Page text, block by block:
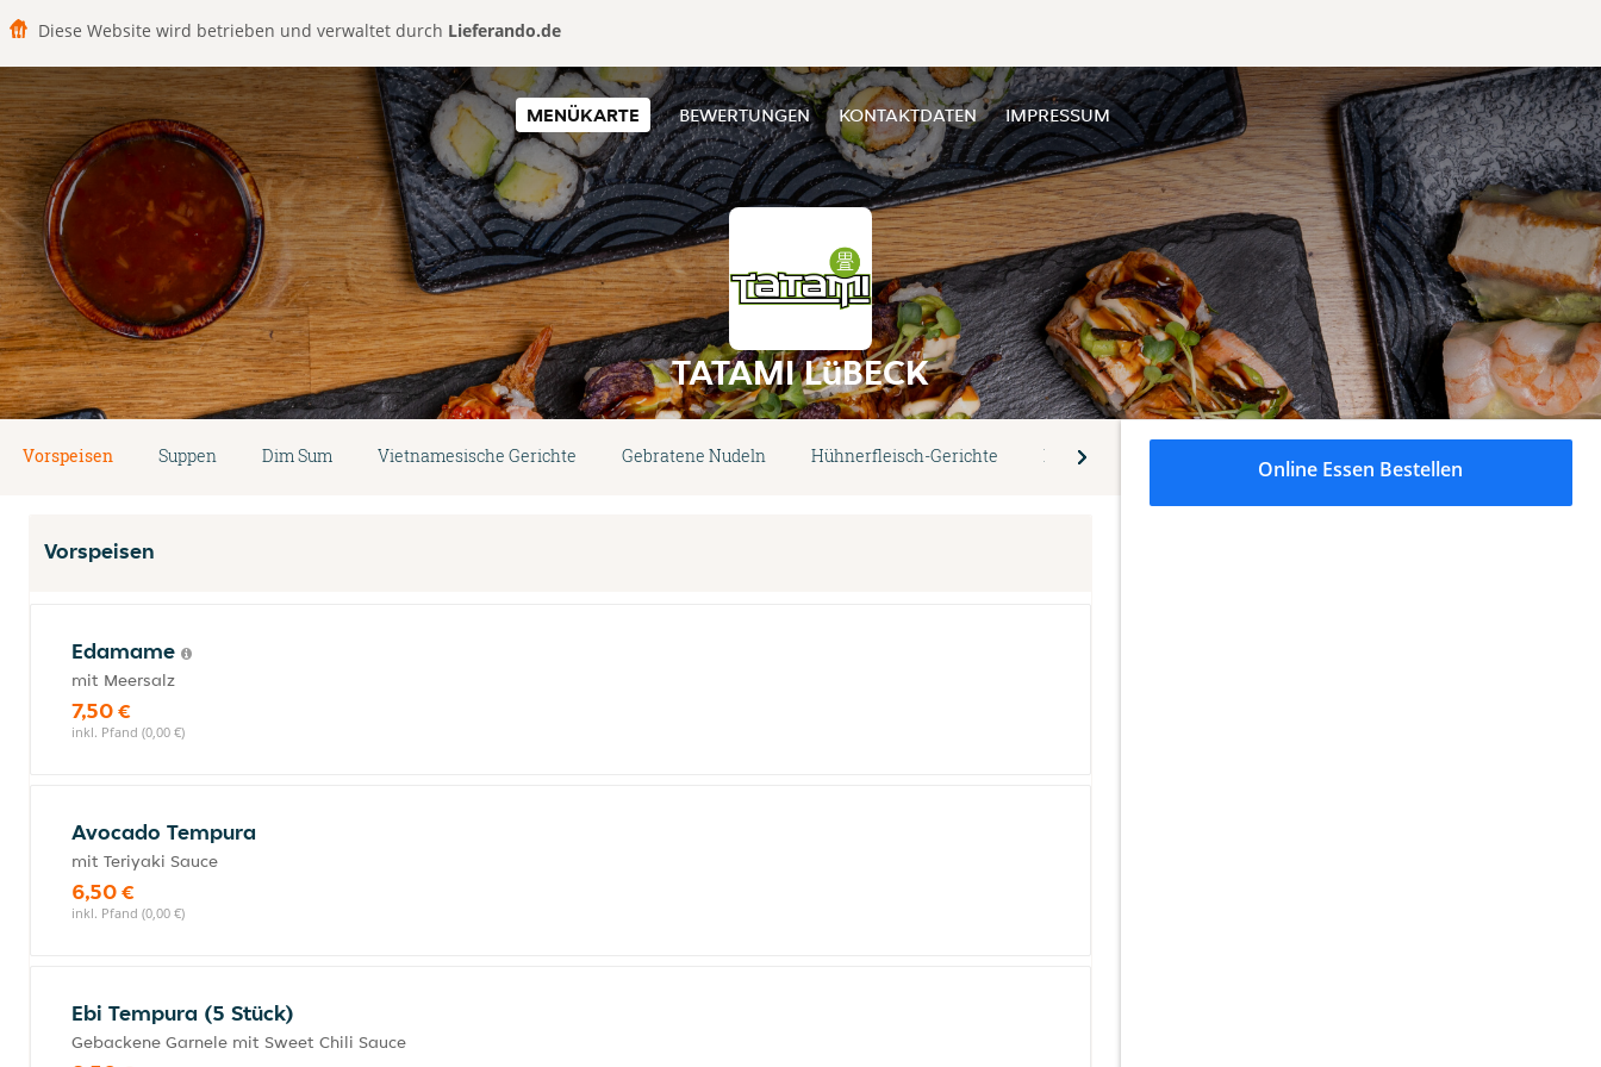
Diese Website wird betrieben und verwaltet durch Lieferando.de
MENÜKARTE BEWERTUNGEN KONTAKTDATEN IMPRESSUM
TATAMI LüBECK
Vorspeisen Suppen Dim Sum Vietnamesische Gerichte Gebratene Nudeln Hühnerfleisch-Gerichte Entenfleisch-Gerichte Rindfleisch-Gerichte
Vorspeisen
Edamame
mit Meersalz
7,50 €
inkl. Pfand (0,00 €)
Avocado Tempura
mit Teriyaki Sauce
6,50 €
inkl. Pfand (0,00 €)
Ebi Tempura (5 Stück)
Gebackene Garnele mit Sweet Chili Sauce
Online Essen Bestellen